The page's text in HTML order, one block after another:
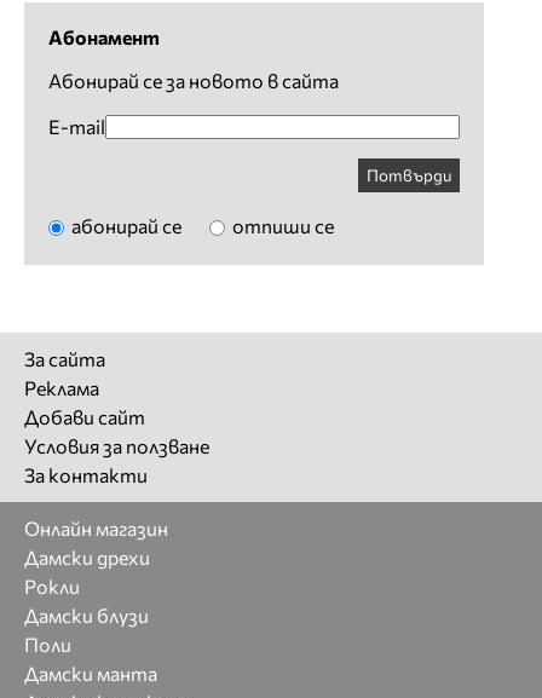
Абонамент
Абонирай се за новото в сайта
E-mail
Потвърди
абонирай се отпиши се
За сайта
Реклама
Добави сайт
Условия за ползване
За контакти
Онлайн магазин
Дамски дрехи
Рокли
Дамски блузи
Поли
Дамски манта